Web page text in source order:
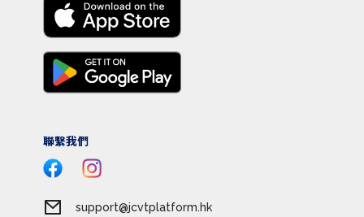
聯繫我們
support@jcvtplatform.hk